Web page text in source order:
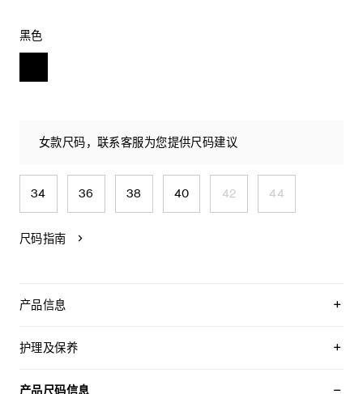
黑色
女款尺码，联系客服为您提供尺码建议
34 36 38 40 42 44
尺码指南
产品信息
衬里：52%粘纤，48%铜氨纤维
1个胸袋
护理及保养
仅使用不含漂白剂的洗衣产品。
产品尺码信息